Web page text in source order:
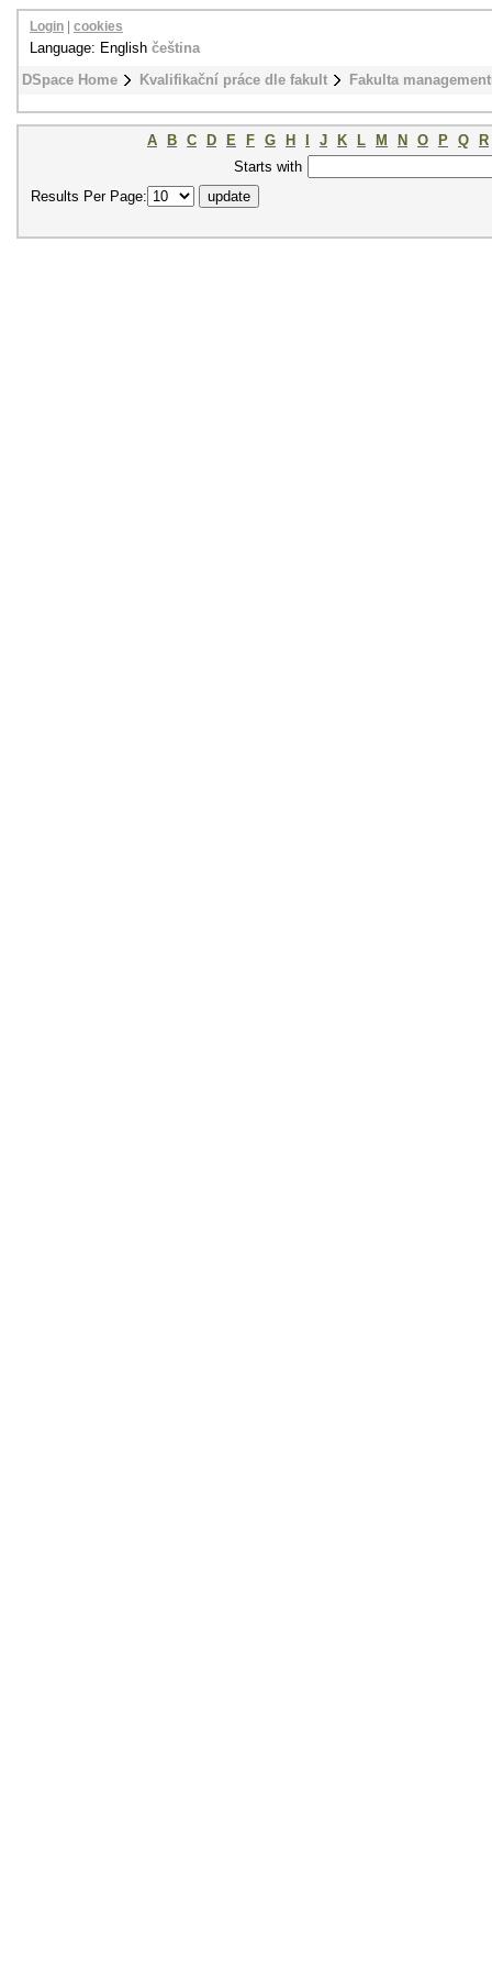
DSpace Home Kvalifikační práce dle fakult Fakulta
Login cookies
Language: English čeština
A B C D E F G H J K L M N O P Q
R
Starts with
Results Per Page: